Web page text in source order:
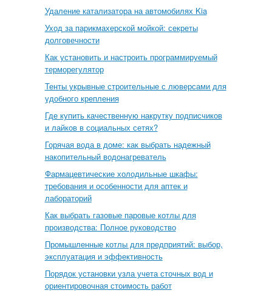
Удаление катализатора на автомобилях Kia
Уход за парикмахерской мойкой: секреты
долговечности
Как установить и настроить программируемый
терморегулятор
Тенты укрывные строительные с люверсами для
удобного крепления
Где купить качественную накрутку подписчиков
и лайков в социальных сетях?
Горячая вода в доме: как выбрать надежный
накопительный водонагреватель
Фармацевтические холодильные шкафы:
требования и особенности для аптек и
лабораторий
Как выбрать газовые паровые котлы для
производства: Полное руководство
Промышленные котлы для предприятий: выбор,
эксплуатация и эффективность
Порядок установки узла учета сточных вод и
ориентировочная стоимость работ